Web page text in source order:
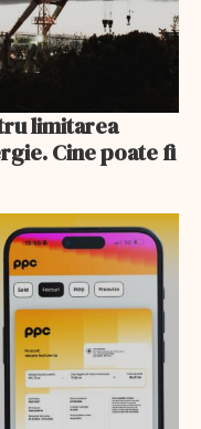
limitarea
Cine poate fi